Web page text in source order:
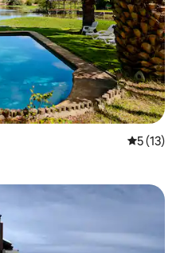
5 ud af 5
5 (13)